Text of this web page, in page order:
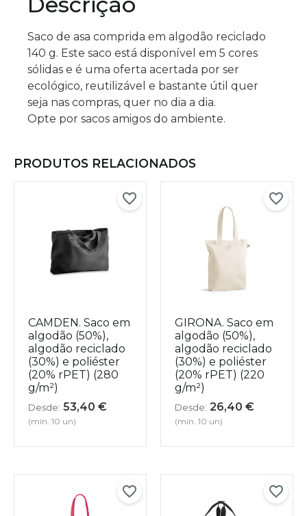
Saco de asa comprida em algodão reciclado
140 g. Este saco está disponível em 5 cores
sólidas e é uma oferta acertada por ser
ecológico, reutilizável e bastante útil quer
seja nas compras, quer no dia a dia.
Opte por sacos amigos do ambiente.
PRODUTOS RELACIONADOS
CAMDEN. Saco em
algodão (50%),
algodão reciclado
(30%) e poliéster
(20% rPET) (280
g/m²)
Desde: 53,40 €
(mín. 10 un)
GIRONA. Saco em
algodão (50%),
algodão reciclado
(30%) e poliéster
(20% rPET) (220
g/m²)
Desde: 26,40 €
(mín. 10 un)